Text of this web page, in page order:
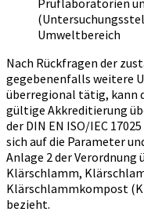
Prüflaboratorien
Umweltbereich
Nach Rückfragen der
gegebenenfalls weitere
überregional tätig, kann
gültige Akkreditierung
der DIN EN ISO/IEC
sich auf die Parameter
Anlage 2 der Verordnung
Klärschlamm,
Klärschlammkompost
bezieht.